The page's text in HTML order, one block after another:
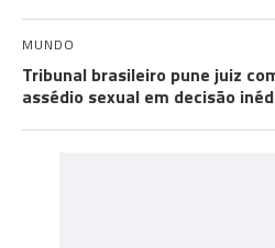
MUNDO
Tribunal brasileiro pune juiz
assédio sexual em decisão